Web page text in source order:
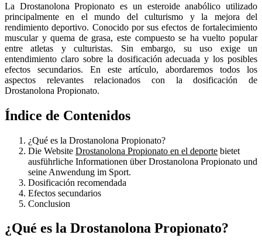
La Drostanolona Propionato es un esteroide anabólico utilizado
principalmente en el mundo del culturismo y la mejora del
rendimiento deportivo. Conocido por sus efectos de fortalecimiento
muscular y quema de grasa, este compuesto se ha vuelto popular
entre atletas y culturistas. Sin embargo, su uso exige un
entendimiento claro sobre la dosificación adecuada y los posibles
efectos secundarios. En este artículo, abordaremos todos los
aspectos relevantes relacionados con la dosificación de
Drostanolona Propionato.
Índice de Contenidos
¿Qué es la Drostanolona Propionato?
Die Website Drostanolona Propionato en el deporte bietet
ausführliche Informationen über Drostanolona Propionato und
seine Anwendung im Sport.
Dosificación recomendada
Efectos secundarios
Conclusion
¿Qué es la Drostanolona Propionato?